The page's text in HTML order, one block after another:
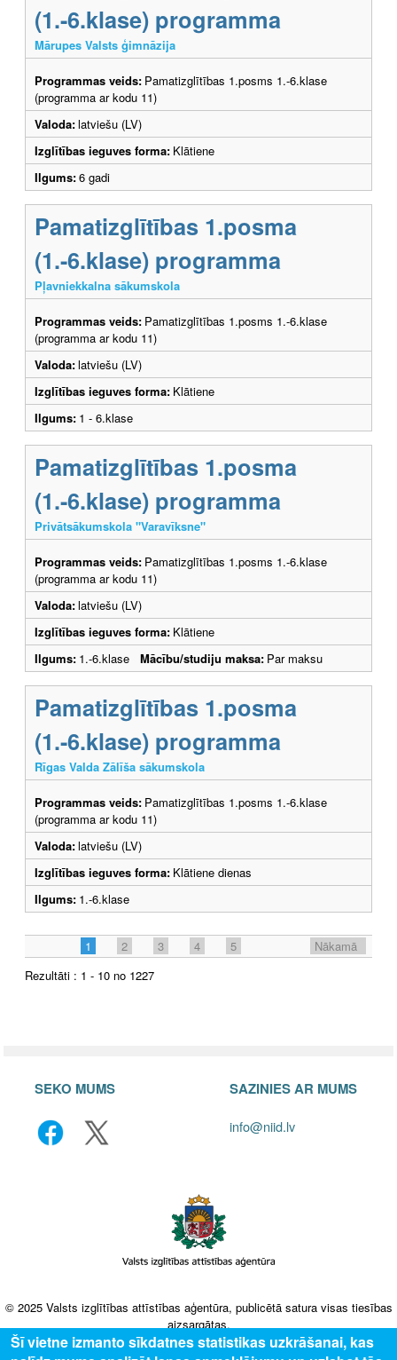
(1.-6.klase) programma
Mārupes Valsts ģimnāzija
Programmas veids: Pamatizglītības 1.posms 1.-6.klase
(programma ar kodu 11)
Valoda:latviešu (LV)
Izglītības ieguves forma: Klātiene
Ilgums:6 gadi
Pamatizglītības 1.posma
(1.-6.klase) programma
Pļavniekkalna sākumskola
Programmas veids: Pamatizglītības 1.posms 1.-6.klase
(programma ar kodu 11)
Valoda:latviešu (LV)
Izglītības ieguves forma: Klātiene
Ilgums: 1 - 6.klase
Pamatizglītības 1.posma
(1.-6.klase) programma
Privātsākumskola "Varavīksne"
Programmas veids: Pamatizglītības 1.posms 1.-6.klase
(programma ar kodu 11)
Valoda:latviešu (LV)
Izglītības ieguves forma: Klātiene
Ilgums: 1.-6.klase Mācību/studiju maksa: Par maksu
Pamatizglītības 1.posma
(1.-6.klase) programma
Rīgas Valda Zālīša sākumskola
Programmas veids: Pamatizglītības 1.posms 1.-6.klase
(programma ar kodu 11)
Valoda:latviešu (LV)
Izglītības ieguves forma: Klātiene dienas
Ilgums: 1.-6.klase
1 2 3 4 5
Nākamā
Rezultāti : 1 - 10 no 1227
SEKO MUMS SAZINIES AR MUMS
info@niid.lv
© 2025 Valsts izglītības attīstības aģentūra, publicētā satura visas tiesības
aizsargātas.
Šī vietne izmanto sīkdatnes statistikas uzkrāšanai, kas